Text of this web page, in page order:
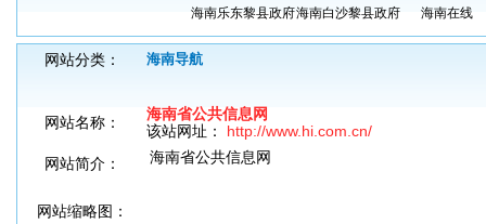
海南乐东黎县政府海南白沙黎县政府 海南在线
网站分类： 海南导航
网站名称：
海南省公共信息网
该站网址： http://www.hi.com.cn/
网站简介：
海南省公共信息网
网站缩略图：